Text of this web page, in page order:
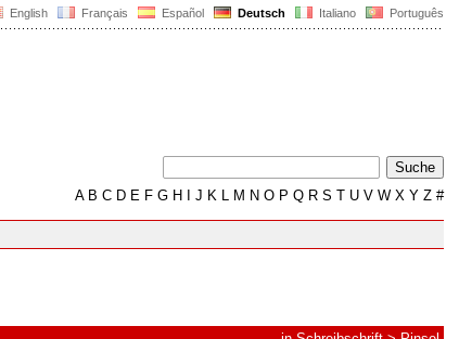
English Français Español Deutsch Italiano Português
AB C D E F G H J K L M N O P Q R S T U V W X Y Z #